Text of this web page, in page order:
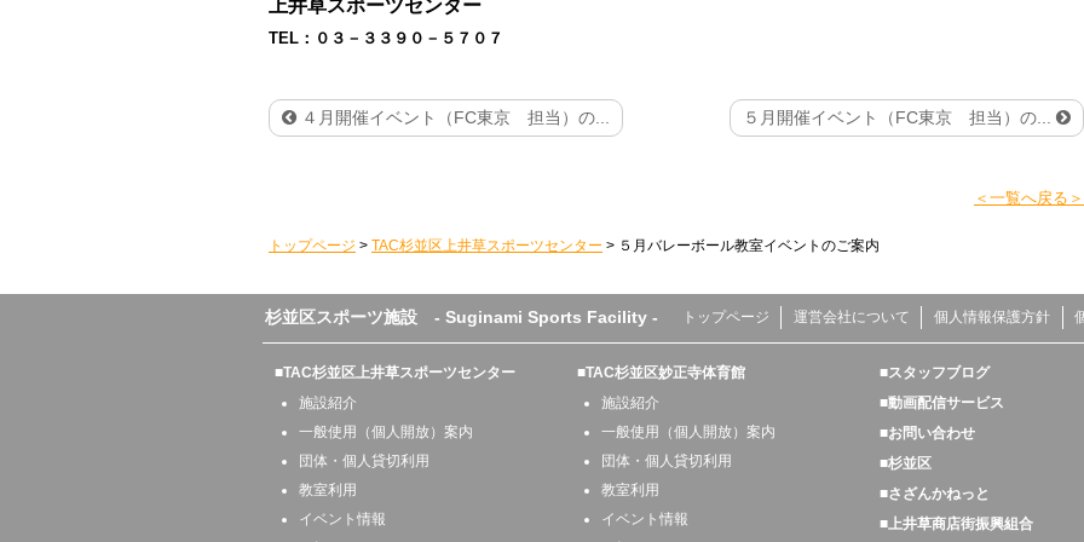
上井草スポーツセンター
TEL：０３－３３９０－５７０７
４月開催イベント（FC東京 担当）の... ５月開催イベント（FC東京 担当）の...
＜一覧へ戻る＞
トップページ > TAC杉並区上井草スポーツセンター > ５月バレーボール教室イベントのご案内
杉並区スポーツ施設 - Suginami Sports Facility - トップページ 運営会社について 個人情報保護方針
■TAC杉並区上井草スポーツセンター
施設紹介
一般使用（個人開放）案内
団体・個人貸切利用
教室利用
イベント情報
■TAC杉並区妙正寺体育館
施設紹介
一般使用（個人開放）案内
団体・個人貸切利用
教室利用
イベント情報
■スタッフブログ
■動画配信サービス
■お問い合わせ
■杉並区
■さざんかねっと
■上井草商店街振興組合